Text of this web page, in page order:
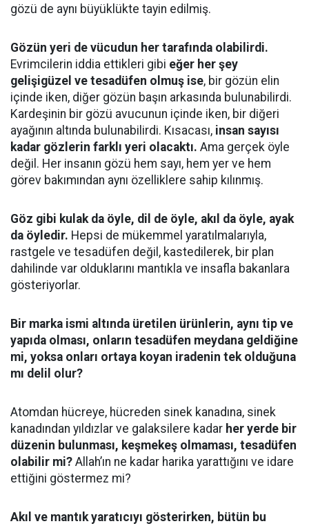
gözü de aynı büyüklükte tayin edilmiş.
Gözün yeri de vücudun her tarafında olabilirdi.
Evrimcilerin iddia ettikleri gibi eğer her şey
gelişigüzel ve tesadüfen olmuş ise, bir gözün elin
içinde iken, diğer gözün başın arkasında bulunabilirdi.
Kardeşinin bir gözü avucunun içinde iken, bir diğeri
ayağının altında bulunabilirdi. Kısacası, insan sayısı
kadar gözlerin farklı yeri olacaktı. Ama gerçek öyle
değil. Her insanın gözü hem sayı, hem yer ve hem
görev bakımından aynı özelliklere sahip kılınmış.
Göz gibi kulak da öyle, dil de öyle, akıl da öyle, ayak
da öyledir. Hepsi de mükemmel yaratılmalarıyla,
rastgele ve tesadüfen değil, kastedilerek, bir plan
dahilinde var olduklarını mantıkla ve insafla bakanlara
gösteriyorlar.
Bir marka ismi altında üretilen ürünlerin, aynı tip ve
yapıda olması, onların tesadüfen meydana geldiğine
mi, yoksa onları ortaya koyan iradenin tek olduğuna
mı delil olur?
Atomdan hücreye, hücreden sinek kanadına, sinek
kanadından yıldızlar ve galaksilere kadar her yerde bir
düzenin bulunması, keşmekeş olmaması, tesadüfen
olabilir mi? Allah’ın ne kadar harika yarattığını ve idare
ettiğini göstermez mi?
Akıl ve mantık yaratıcıyı gösterirken, bütün bu